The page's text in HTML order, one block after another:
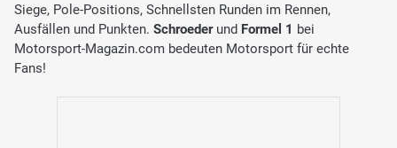
Siege, Pole-Positions, Schnellsten Runden im Rennen,
Ausfällen und Punkten. Schroederund Formel 1 bei
Motorsport-Magazin.com bedeuten Motorsport für echte
Fans!